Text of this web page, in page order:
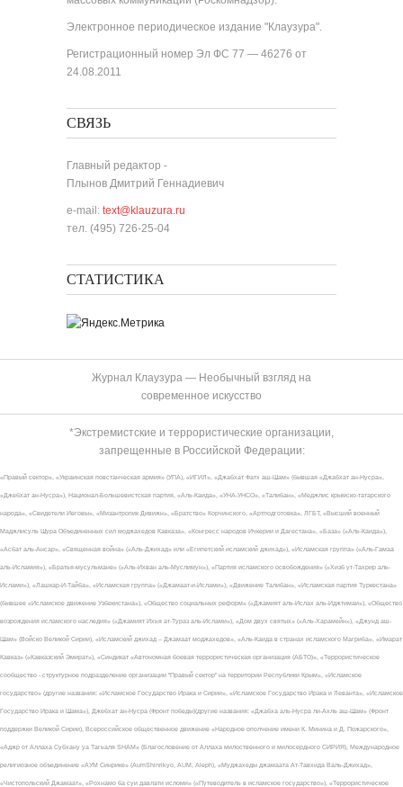
Электронное периодическое издание "Клаузура".
Регистрационный номер Эл ФС 77 — 46276 от
24.08.2011
СВЯЗЬ
Главный редактор -
Плынов Дмитрий Геннадиевич
e-mail: text@klauzura.ru
тел. (495) 726-25-04
СТАТИСТИКА
Журнал Клаузура — Необычный взгляд на
современное искусство
*Экстремистские и террористические организации,
запрещенные в Российской Федерации:
«Правый сектор», «Украинская повстанческая армия» (УПА), «ИГИЛ», «Джабхат Фатх аш-Шам» (бывшая «Джабхат ан-Нусра»,
«Джебхат ан-Нусра»), Национал-Большевистская партия, «Аль-Каида», «УНА-УНСО», «Талибан», «Меджлис крымско-татарского
народа», «Свидетели Иеговы», «Мизантропик Дивижн», «Братство» Корчинского, «Артподготовка», ЛГБТ, «Высший военный
Маджлисуль Шура Объединенных сил моджахедов Кавказа», «Конгресс народов Ичкерии и Дагестана», «База» («Аль-Каида»),
«Асбат аль-Ансар», «Священная война» («Аль-Джихад» или «Египетский исламский джихад»), «Исламская группа» («Аль-Гамаа
аль-Исламия»), «Братья-мусульмане» («Аль-Ихван аль-Муслимун»), «Партия исламского освобождения» («Хизб ут-Тахрир аль-
Ислами»), «Лашкар-И-Тайба», «Исламская группа» («Джамаат-и-Ислами»), «Движение Талибан», «Исламская партия Туркестана»
(бывшее «Исламское движение Узбекистана»), «Общество социальных реформ» («Джамият аль-Ислах аль-Иджтимаи»), «Общество
возрождения исламского наследия» («Джамият Ихья ат-Тураз аль-Ислами»), «Дом двух святых» («Аль-Харамейн»), «Джунд аш-
Шам» (Войско Великой Сирии), «Исламский джихад – Джамаат моджахедов», «Аль-Каида в странах исламского Магриба», «Имарат
Кавказ» («Кавказский Эмират»), «Синдикат «Автономная боевая террористическая организация (АБТО)», «Террористическое
сообщество - структурное подразделение организации "Правый сектор" на территории Республики Крым», «Исламское
государство» (другие названия: «Исламское Государство Ирака и Сирии», «Исламское Государство Ирака и Леванта», «Исламское
Государство Ирака и Шама»), Джебхат ан-Нусра (Фронт победы)(другие названия: «Джабха аль-Нусра ли-Ахль аш-Шам» (Фронт
поддержки Великой Сирии), Всероссийское общественное движение «Народное ополчение имени К. Минина и Д. Пожарского»,
«Аджр от Аллаха Субхану уа Тагьаля SHAM» (Благословение от Аллаха милоственного и милосердного СИРИЯ), Международное
религиозное объединение «АУМ Синрике» (AumShinrikyo, AUM, Aleph), «Муджахеды джамаата Ат-Тавхида Валь-Джихад»,
«Чистопольский Джамаат», «Рохнамо ба суи давлати исломи» («Путеводитель в исламское государство»), «Террористическое